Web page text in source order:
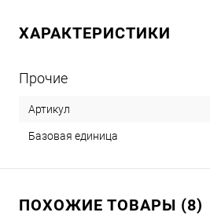
ХАРАКТЕРИСТИКИ
Прочие
Артикул
Базовая единица
ПОХОЖИЕ ТОВАРЫ (8)